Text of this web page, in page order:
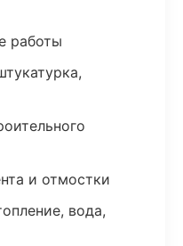
работы
и отмостки
вода,